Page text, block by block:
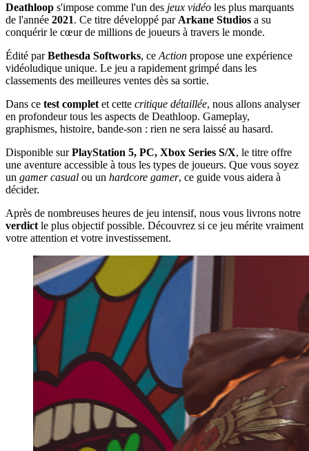
Deathloop s'impose comme l'un des jeux vidéo les plus marquants
de l'année 2021. Ce titre développé par Arkane Studios a su
conquérir le cœur de millions de joueurs à travers le monde.
Édité parBethesda Softworks, ce Action propose une expérience
vidéoludique unique. Le jeu a rapidement grimpé dans les
classements des meilleures ventes dès sa sortie.
Dans ce test complet et cette critique détaillée, nous allons analyser
en profondeur tous les aspects de Deathloop. Gameplay,
graphismes, histoire, bande-son : rien ne sera laissé au hasard.
Disponible surPlayStation 5, PC, Xbox Series S/X, le titre offre
une aventure accessible à tous les types de joueurs. Que vous soyez
un gamer casual ou un hardcore gamer, ce guide vous aidera à
décider.
Après de nombreuses heures de jeu intensif, nous vous livrons notre
verdict le plus objectif possible. Découvrez si ce jeu mérite vraiment
votre attention et votre investissement.